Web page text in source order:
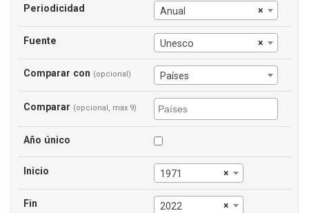
Periodicidad ×
Anual
Fuente ×
Unesco
Comparar con (opcional) Países
Comparar (opcional, max 9)
Año único
Inicio ×
1971
Fin ×
2022